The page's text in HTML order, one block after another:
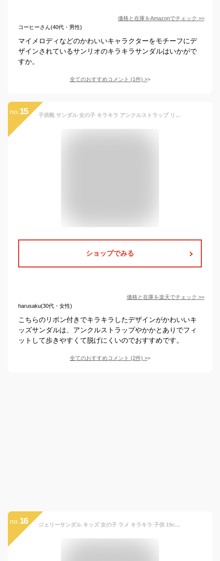
価格と在庫をAmazonでチェック >>
コーヒーさん(40代・男性)
マイメロディなどのかわいいキャラクターをモチーフにデ
ザインされているサンリオのキラキラサンダルはいかがで
すか。
全てのおすすめコメント (1件) >
no. 15 子供靴 サンダル 女の子 キラキラ アンクルストラップ リボン 夏 キッズ ジュニア 子供サンダル 可愛い
ショップでみる
価格と在庫を楽天でチェック >>
harusaku(30代・女性)
こちらのリボン付きでキラキラしたデザインがかわいいキ
ッズサンダルは、アンクルストラップやかかとありでフィ
ットして歩きやすくて脱げにくいのでおすすめです。
全てのおすすめコメント (2件) >
no. 16 ジェリーサンダル キッズ 女の子 ラメ キラキラ 子供 19cm 18cm 17cm 16cm 15cm アンパサンド プリンセス 痛くない かわいい つま先あり プール かかと固定 靴 春 夏 おしゃれ 歩きやすい 小学校 幼稚園 保育園 川 水遊び